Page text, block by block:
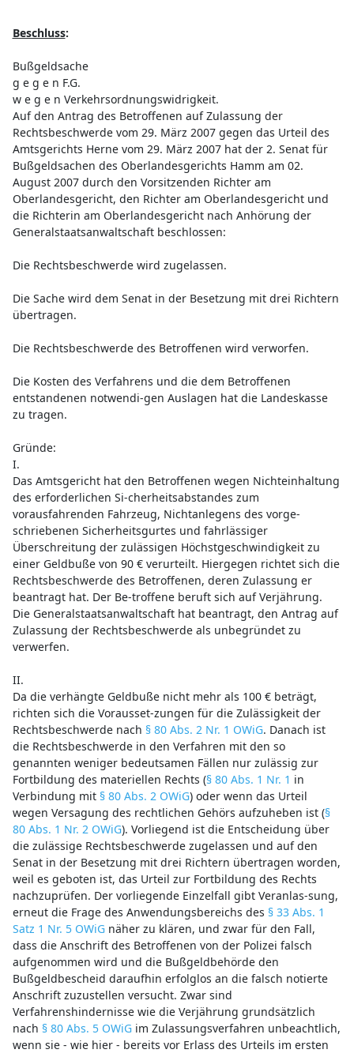
Beschluss:
Bußgeldsache
g e g e n F.G.
w e g e n Verkehrsordnungswidrigkeit.
Auf den Antrag des Betroffenen auf Zulassung der
Rechtsbeschwerde vom 29. März 2007 gegen das Urteil des
Amtsgerichts Herne vom 29. März 2007 hat der 2. Senat für
Bußgeldsachen des Oberlandesgerichts Hamm am 02.
August 2007 durch den Vorsitzenden Richter am
Oberlandesgericht, den Richter am Oberlandesgericht und
die Richterin am Oberlandesgericht nach Anhörung der
Generalstaatsanwaltschaft beschlossen:
Die Rechtsbeschwerde wird zugelassen.
Die Sache wird dem Senat in der Besetzung mit drei Richtern
übertragen.
Die Rechtsbeschwerde des Betroffenen wird verworfen.
Die Kosten des Verfahrens und die dem Betroffenen
entstandenen notwendi-gen Auslagen hat die Landeskasse
zu tragen.
Gründe:
I.
Das Amtsgericht hat den Betroffenen wegen Nichteinhaltung
des erforderlichen Si-cherheitsabstandes zum
vorausfahrenden Fahrzeug, Nichtanlegens des vorge-
schriebenen Sicherheitsgurtes und fahrlässiger
Überschreitung der zulässigen Höchstgeschwindigkeit zu
einer Geldbuße von 90 € verurteilt. Hiergegen richtet sich die
Rechtsbeschwerde des Betroffenen, deren Zulassung er
beantragt hat. Der Be-troffene beruft sich auf Verjährung.
Die Generalstaatsanwaltschaft hat beantragt, den Antrag auf
Zulassung der Rechtsbeschwerde als unbegründet zu
verwerfen.
II.
Da die verhängte Geldbuße nicht mehr als 100 € beträgt,
richten sich die Vorausset-zungen für die Zulässigkeit der
Rechtsbeschwerde nach § 80 Abs. 2 Nr. 1 OWiG. Danach ist
die Rechtsbeschwerde in den Verfahren mit den so
genannten weniger bedeutsamen Fällen nur zulässig zur
Fortbildung des materiellen Rechts (§ 80 Abs. 1 Nr. 1 in
Verbindung mit § 80 Abs. 2 OWiG) oder wenn das Urteil
wegen Versagung des rechtlichen Gehörs aufzuheben ist (§
80 Abs. 1 Nr. 2 OWiG). Vorliegend ist die Entscheidung über
die zulässige Rechtsbeschwerde zugelassen und auf den
Senat in der Besetzung mit drei Richtern übertragen worden,
weil es geboten ist, das Urteil zur Fortbildung des Rechts
nachzuprüfen. Der vorliegende Einzelfall gibt Veranlas-sung,
erneut die Frage des Anwendungsbereichs des § 33 Abs. 1
Satz 1 Nr. 5 OWiGnäher zu klären, und zwar für den Fall,
dass die Anschrift des Betroffenen von der Polizei falsch
aufgenommen wird und die Bußgeldbehörde den
Bußgeldbescheid daraufhin erfolglos an die falsch notierte
Anschrift zuzustellen versucht. Zwar sind
Verfahrenshindernisse wie die Verjährung grundsätzlich
nach § 80 Abs. 5 OWiGim Zulassungsverfahren unbeachtlich,
wenn sie - wie hier - bereits vor Erlass des Urteils im ersten